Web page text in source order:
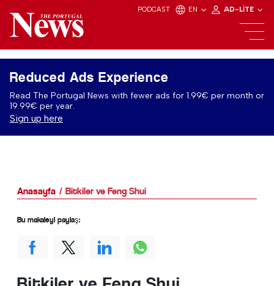
PODCAST EN AD-LITE
Reduced Ads Experience
Read The Portugal News with fewer ads for 1.99€ per month or
19.99€ per year.
Sign up here
Anasayfa Bitkiler ve Feng Shui
Bu makaleyi paylaş: